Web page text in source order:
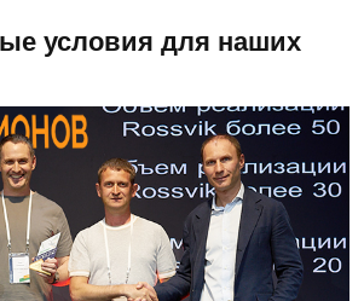
условия для наших